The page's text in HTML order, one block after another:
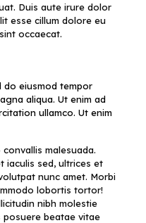
Duis aute irure dolor
esse cillum dolore eu
occaecat.
do eiusmod tempor
aliqua. Ut enim ad
ullamco. Ut enim
malesuada.
iaculis sed, ultrices et
nunc amet. Morbi
lobortis tortor!
nibh molestie
posuere beatae vitae